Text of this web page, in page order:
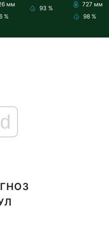
мм
%
93 %
727 мм
98 %